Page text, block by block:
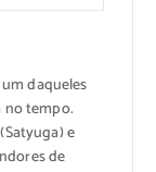
daqueles
no tempo.
e
de